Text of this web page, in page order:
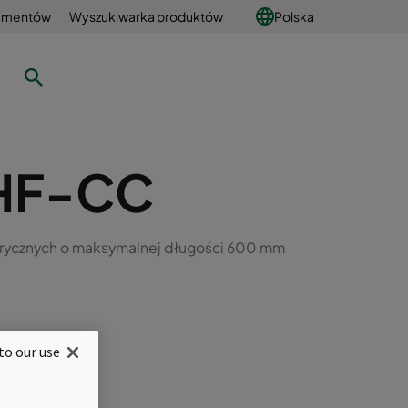
Wyszukiwarka produktów Polska
CC
o maksymalnej długości 600 mm
our use